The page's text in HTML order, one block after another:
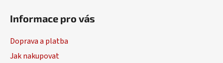
Informace pro vás
Doprava a platba
Jak nakupovat